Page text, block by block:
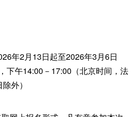
年2月13日起至2026年3月6日
下午14:00－17:00（北京时间，法
外）